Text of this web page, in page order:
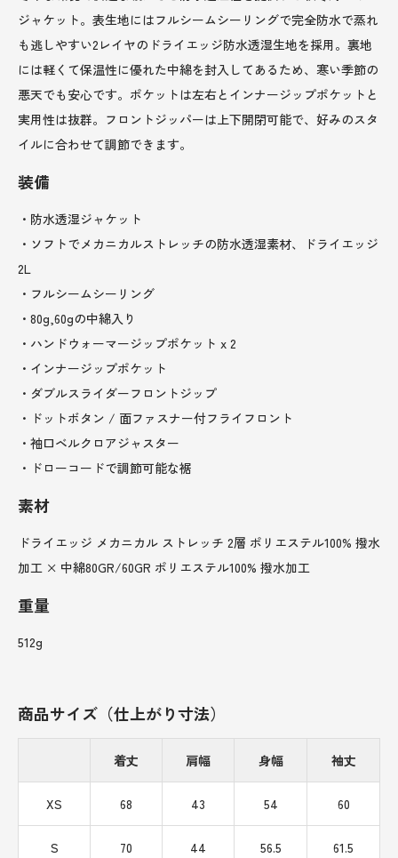
ジャケット。表生地にはフルシームシーリングで完全防水で蒸れ
も逃しやすい2レイヤのドライエッジ防水透湿生地を採用。裏地
には軽くて保温性に優れた中綿を封入してあるため、寒い季節の
悪天でも安心です。ポケットは左右とインナージップポケットと
実用性は抜群。フロントジッパーは上下開閉可能で、好みのスタ
イルに合わせて調節できます。
装備
・防水透湿ジャケット
・ソフトでメカニカルストレッチの防水透湿素材、ドライエッジ
2L
・フルシームシーリング
・80g,60gの中綿入り
・ハンドウォーマージップポケット x 2
・インナージップポケット
・ダブルスライダーフロントジップ
・ドットボタン / 面ファスナー付フライフロント
・袖口ベルクロアジャスター
・ドローコードで調節可能な裾
素材
ドライエッジ メカニカル ストレッチ 2層 ポリエステル100% 撥水
加工 × 中綿80GR/60GR ポリエステル100% 撥水加工
重量
512g
商品サイズ（仕上がり寸法）
着丈 肩幅 身幅 袖丈
XS 68 43 54 60
S 70 44 56.5 61.5